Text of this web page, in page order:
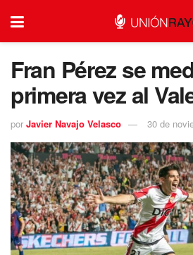
Fran Pérez se
primera vez al
por Javier Navajo Velasco 30 de